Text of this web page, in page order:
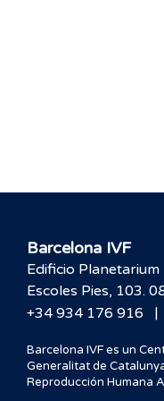
Barcelona IVF
Edificio Planetarium
Escoles Pies, 103.
+34 934 176 916
|
Barcelona IVF es un
Generalitat de
Reproducción Humana